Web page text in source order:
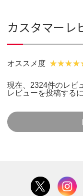
カスタマーレ
オススメ度
現在、2324件のレビ
レビューを投稿する